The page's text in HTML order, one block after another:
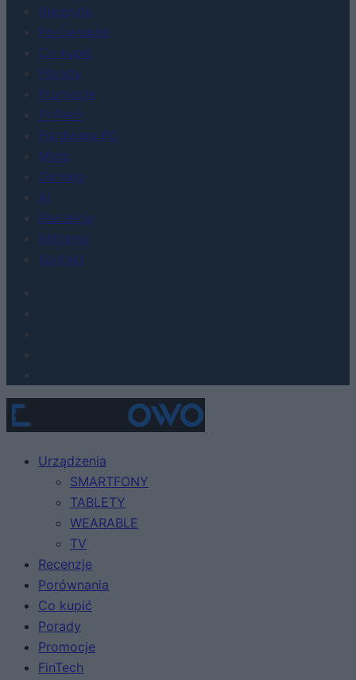
Recenzje
Porównania
Co kupić
Porady
Promocje
FinTech
Hardware PC
Moto
Gaming
AI
Redakcja
Reklama
Kontakt
Urządzenia
SMARTFONY
TABLETY
WEARABLE
TV
Recenzje
Porównania
Co kupić
Porady
Promocje
FinTech